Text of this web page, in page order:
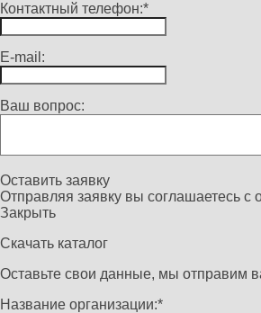
Контактный телефон:*
E-mail:
Ваш вопрос:
Оставить заявку
Отправляя заявку вы соглашаетесь с
Закрыть
Скачать каталог
Оставьте свои данные, мы отправим
Название организации:*